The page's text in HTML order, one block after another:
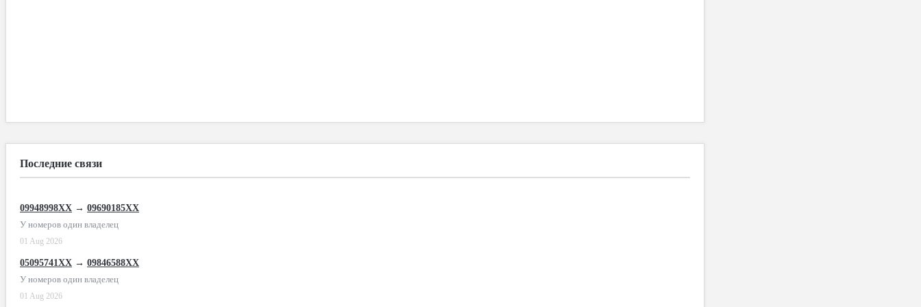
Последние связи
09948998XX → 09690185XX
У номеров один владелец
01 Aug 2026
05095741XX → 09846588XX
У номеров один владелец
01 Aug 2026